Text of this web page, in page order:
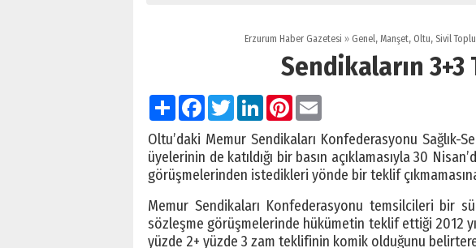
Erzurum Haber Gazetesi » Genel, Manşet, Oltu, Sivil
Sendikaların 3+3
PaylaşFacebook
TwitterLinkedInPinterest
Oltu’daki Memur Sendikaları Konfederasyonu Sağlık-
üyelerinin de katıldığı bir basın açıklamasıyla 30
görüşmelerinden istedikleri yönde bir teklif
Memur Sendikaları Konfederasyonu temsilcileri bir
sözleşme görüşmelerinde hükümetin teklif ettiği 2012
yüzde 2+ yüzde 3 zam teklifinin komik olduğunu